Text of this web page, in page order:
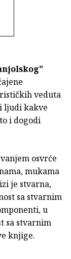
veduta
ljudi kakve
i dogodi
osvrće
mukama
je stvarna,
sa stvarnim
u
sa stvarnim
knjige.